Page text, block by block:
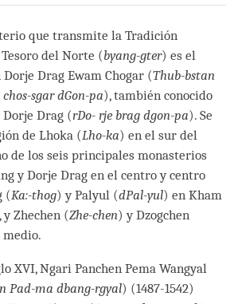
on
que transmite la Tradición
del Norte (byang-gter) es el
Drag Ewam Chogar (Thub-bstan
sgar dGon-pa), también conocido
Drag (rDo- rje brag dgon-pa). Se
de Lhoka (Lho-ka) en el sur del
de los seis principales monasterios
y Dorje Drag en el centro y centro
(Ka:-thog) y Palyul (dPal-yul) en Kham
Zhechen (Zhe-chen) y Dzogchen
XVI, Ngari Panchen Pema Wangyal
Pad-ma dbang-rgyal) (1487-1542)